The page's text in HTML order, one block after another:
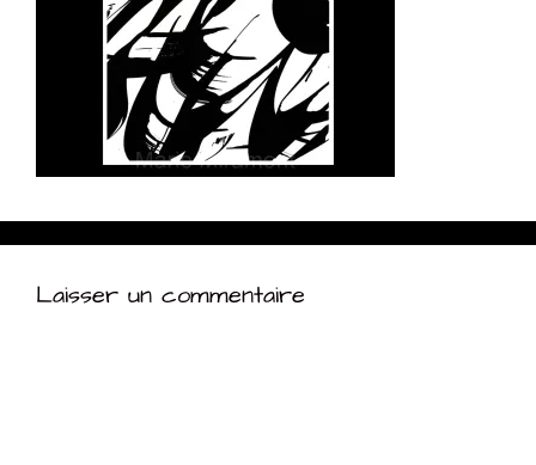
Laisser un commentaire